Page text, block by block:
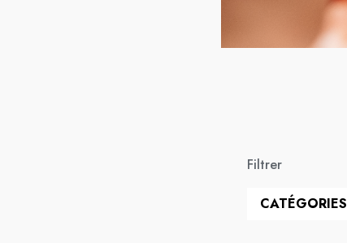
Filtrer
CATÉGORIES